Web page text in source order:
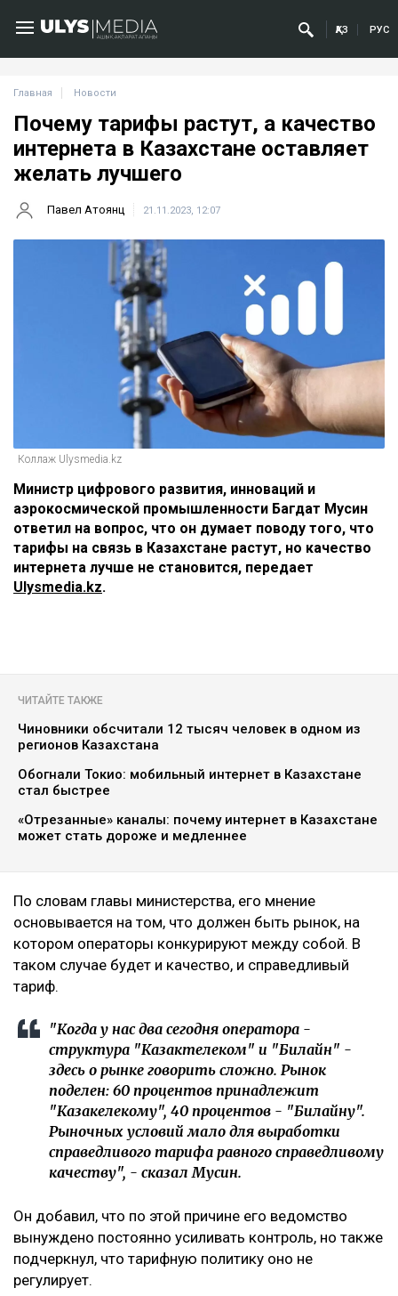
ҚАЗ РУС
Главная Новости
Почему тарифы растут, а качество
интернета в Казахстане оставляет
желать лучшего
Павел Атоянц 21.11.2023, 12:07
Коллаж Ulysmedia.kz
Министр цифрового развития, инноваций и
аэрокосмической промышленности Багдат Мусин
ответил на вопрос, что он думает поводу того, что
тарифы на связь в Казахстане растут, но качество
интернета лучше не становится, передает
Ulysmedia.kz.
ЧИТАЙТЕ ТАКЖЕ
Чиновники обсчитали 12 тысяч человек в одном из
регионов Казахстана
Обогнали Токио: мобильный интернет в Казахстане
стал быстрее
«Отрезанные» каналы: почему интернет в Казахстане
может стать дороже и медленнее
По словам главы министерства, его мнение
основывается на том, что должен быть рынок, на
котором операторы конкурируют между собой. В
таком случае будет и качество, и справедливый
тариф.
"Когда у нас два сегодня оператора -
структура "Казактелеком" и "Билайн" -
здесь о рынке говорить сложно. Рынок
поделен: 60 процентов принадлежит
"Казакелекому", 40 процентов - "Билайну".
Рыночных условий мало для выработки
справедливого тарифа равного справедливому
качеству", - сказал Мусин.
Он добавил, что по этой причине его ведомство
вынуждено постоянно усиливать контроль, но также
подчеркнул, что тарифную политику оно не
регулирует.